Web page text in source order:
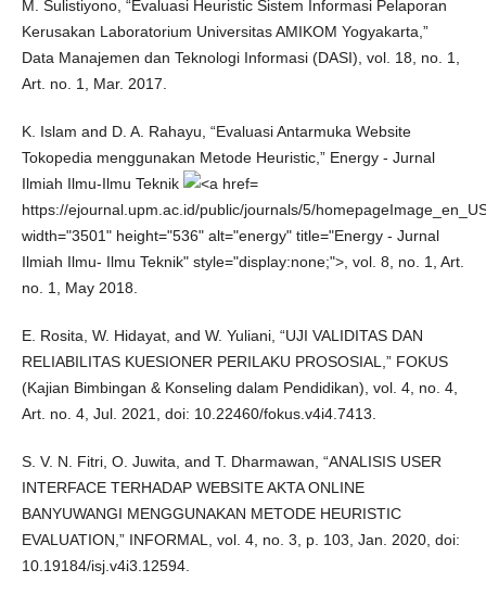
M. Sulistiyono, “Evaluasi Heuristic Sistem Informasi Pelaporan
Kerusakan Laboratorium Universitas AMIKOM Yogyakarta,”
Data Manajemen dan Teknologi Informasi (DASI), vol. 18, no. 1,
Art. no. 1, Mar. 2017.
K. Islam and D. A. Rahayu, “Evaluasi Antarmuka Website
Tokopedia menggunakan Metode Heuristic,” Energy - Jurnal
Ilmiah Ilmu-Ilmu Teknik
https://ejournal.upm.ac.id/public/journals/5/
width="3501" height="536" alt="energy" title="Energy - Jurnal
Ilmiah Ilmu- Ilmu Teknik" style="display:none;">, vol. 8, no. 1, Art.
no. 1, May 2018.
E. Rosita, W. Hidayat, and W. Yuliani, “UJI VALIDITAS DAN
RELIABILITAS KUESIONER PERILAKU PROSOSIAL,” FOKUS
(Kajian Bimbingan & Konseling dalam Pendidikan), vol. 4, no. 4,
Art. no. 4, Jul. 2021, doi: 10.22460/fokus.v4i4.7413.
S. V. N. Fitri, O. Juwita, and T. Dharmawan, “ANALISIS USER
INTERFACE TERHADAP WEBSITE AKTA ONLINE
BANYUWANGI MENGGUNAKAN METODE HEURISTIC
EVALUATION,” INFORMAL, vol. 4, no. 3, p. 103, Jan. 2020, doi:
10.19184/isj.v4i3.12594.